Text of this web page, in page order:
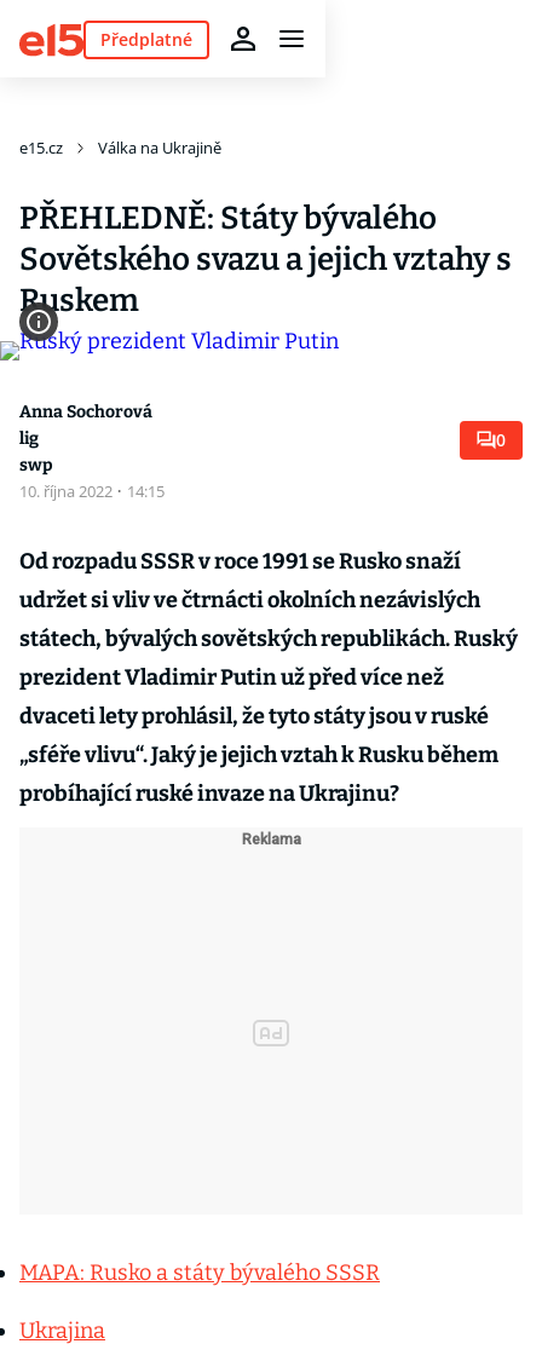
Předplatné
e15.cz Válka na Ukrajině
PŘEHLEDNĚ: Státy bývalého
Sovětského svazu a jejich vztahy s
Ruskem
Anna Sochorová
lig
swp
10. října 2022 · 14:15
0
Od rozpadu SSSR v roce 1991 se Rusko snaží
udržet si vliv ve čtrnácti okolních nezávislých
státech, bývalých sovětských republikách. Ruský
prezident Vladimir Putin už před více než
dvaceti lety prohlásil, že tyto státy jsou v ruské
„sféře vlivu“. Jaký je jejich vztah k Rusku během
probíhající ruské invaze na Ukrajinu?
MAPA: Rusko a státy bývalého SSSR
Ukrajina